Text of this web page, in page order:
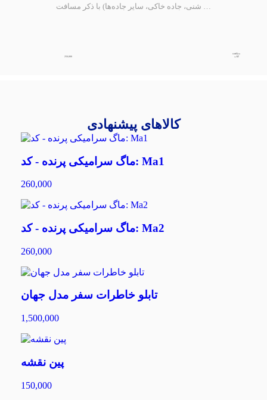
شنی، جاده خاکی، سایر جاده‌ها) با ذکر مسافت …
250,000
مشاهده
کتاب
کالاهای پیشنهادی
ماگ سرامیکی پرنده - کد: Ma1
260,000
ماگ سرامیکی پرنده - کد: Ma2
260,000
تابلو خاطرات سفر مدل جهان
1,500,000
پین نقشه
150,000